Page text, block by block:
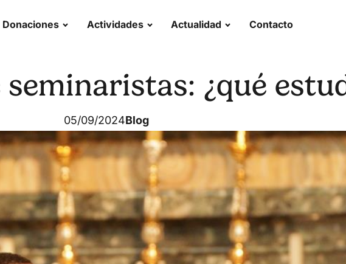
Donaciones Actividades Actualidad Contacto
¿qué
05/09/2024Blog